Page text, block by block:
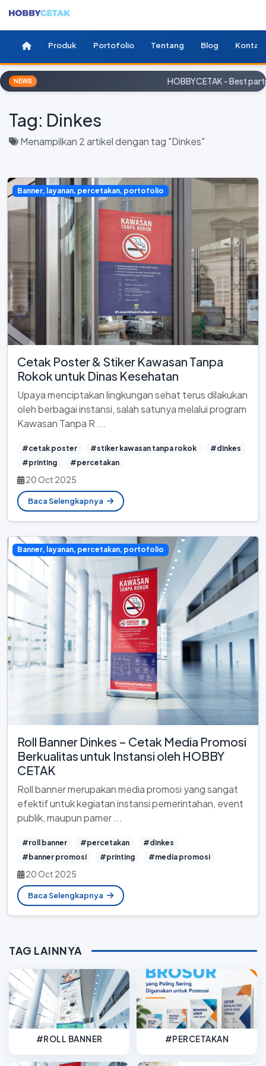
Produk Portofolio Tentang Blog Kontak
NEWS HOBBYCETAK - Best
Tag: Dinkes
Menampilkan 2 artikel dengan tag "Dinkes"
Banner, layanan, percetakan, portofolio
Cetak Poster & Stiker Kawasan Tanpa
Rokok untuk Dinas Kesehatan
Upaya menciptakan lingkungan sehat terus dilakukan
oleh berbagai instansi, salah satunya melalui program
Kawasan Tanpa R ...
#cetak poster #stiker kawasan tanpa rokok
#dinkes
#printing
#percetakan
20 Oct 2025
Baca Selengkapnya
Banner, layanan, percetakan, portofolio
Roll Banner Dinkes – Cetak Media Promosi
Berkualitas untuk Instansi oleh HOBBY
CETAK
Roll banner merupakan media promosi yang sangat
efektif untuk kegiatan instansi pemerintahan, event
publik, maupun pamer ...
#roll banner #percetakan
#dinkes
#banner promosi
#printing #media promosi
20 Oct 2025
Baca Selengkapnya
TAG LAINNYA
#ROLL BANNER #PERCETAKAN